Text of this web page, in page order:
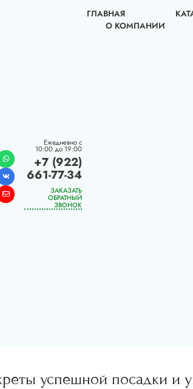
Ежедневно с
10:00 до 19:00
+7 (922)
661-77-34
ЗАКАЗАТЬ
ОБРАТНЫЙ
ЗВОНОК
ГЛАВНАЯ
О КОМПАНИИ
успешной посадки и